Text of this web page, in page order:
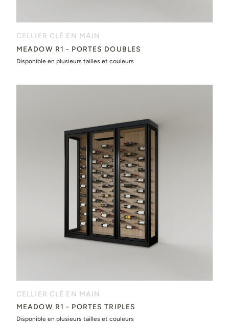
CELLIER CLÉ EN MAIN
MEADOW R1 - PORTES DOUBLES
Disponible en plusieurs tailles et couleurs
CELLIER CLÉ EN MAIN
MEADOW R1 - PORTES TRIPLES
Disponible en plusieurs tailles et couleurs